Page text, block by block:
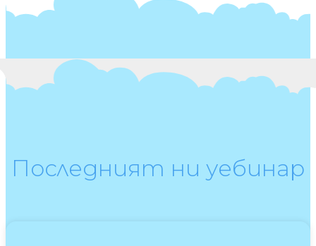
Последният ни уебинар